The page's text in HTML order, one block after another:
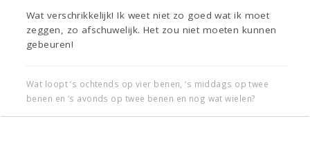
Wat verschrikkelijk! Ik weet niet zo goed wat ik moet
zeggen, zo afschuwelijk. Het zou niet moeten kunnen
gebeuren!
Wat loopt ‘s ochtends op vier benen, ‘s middags op twee
benen en ‘s avonds op twee benen en nog wat wielen?